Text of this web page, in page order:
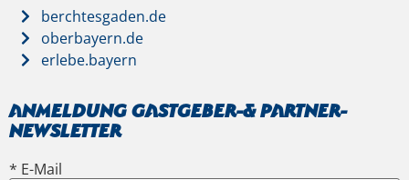
berchtesgaden.de
oberbayern.de
erlebe.bayern
Anmeldung Gastgeber-& Partner-
Newsletter
* E-Mail